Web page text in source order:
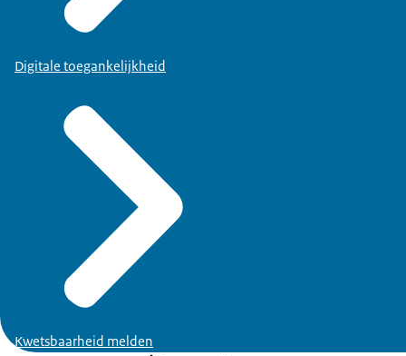
Digitale toegankelijkheid
Kwetsbaarheid melden